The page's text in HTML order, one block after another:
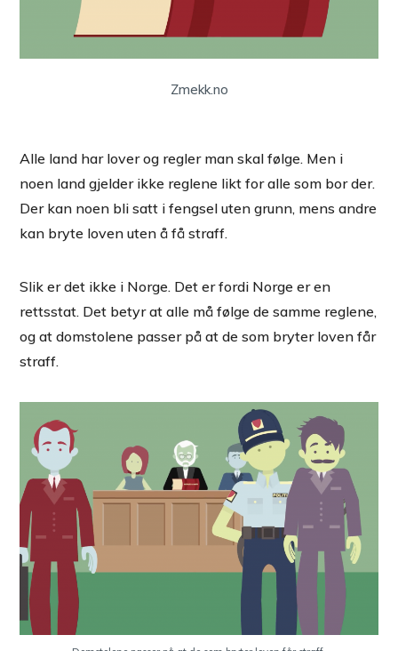
Zmekk.no
Alle land har lover og regler man skal følge. Men i
noen land gjelder ikke reglene likt for alle som bor der.
Der kan noen bli satt i fengsel uten grunn, mens andre
kan bryte loven uten å få straff.
Slik er det ikke i Norge. Det er fordi Norge er en
rettsstat. Det betyr at alle må følge de samme reglene,
og at domstolene passer på at de som bryter loven får
straff.